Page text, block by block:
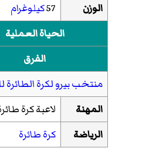
الوزن
57كيلوغرام
الحياة العملية
الفرق
منتخب بيرو لكرة الطائرة
المهنة
لاعبة كرة
الرياضة
كرة طائرة